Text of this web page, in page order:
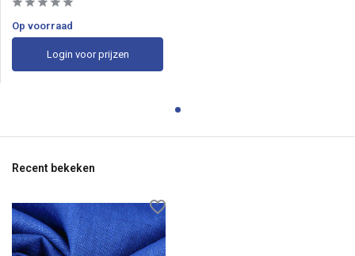
Op voorraad
Login voor prijzen
Recent bekeken